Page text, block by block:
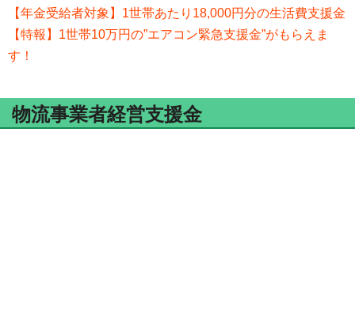
【年金受給者対象】1世帯あたり18,000円分の生活費支援金
【特報】1世帯10万円の”エアコン緊急支援金”がもらえま
す！
物流事業者経営支援金